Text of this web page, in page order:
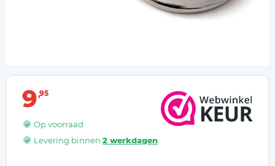
9 95
Op voorraad
Levering binnen2 werkdagen